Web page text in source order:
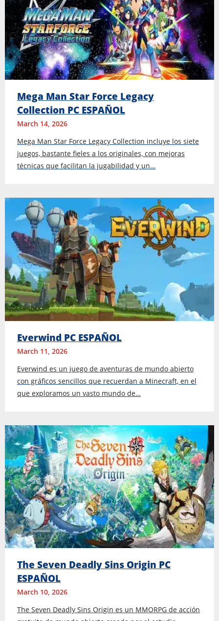
Mega Man Star Force Legacy
Collection PC ESPAÑOL
March 14, 2026
Mega Man Star Force Legacy Collection incluye los siete
juegos, bastante fieles a los originales, con mejoras
técnicas que facilitan la jugabilidad y un…
Everwind PC ESPAÑOL
March 11, 2026
Everwind es un juego de aventuras de mundo abierto
con gráficos sencillos que recuerdan a Minecraft, en el
que exploramos un vasto mundo de…
The Seven Deadly Sins Origin PC
ESPAÑOL
March 10, 2026
The Seven Deadly Sins Origin es un MMORPG de acción